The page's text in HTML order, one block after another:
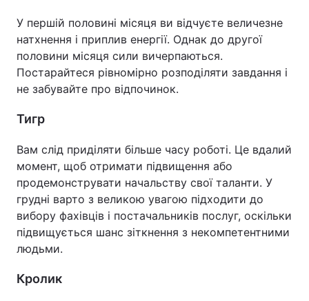
У першій половині місяця ви відчуєте величезне
натхнення і приплив енергії. Однак до другої
половини місяця сили вичерпаються.
Постарайтеся рівномірно розподіляти завдання і
не забувайте про відпочинок.
Тигр
Вам слід приділяти більше часу роботі. Це вдалий
момент, щоб отримати підвищення або
продемонструвати начальству свої таланти. У
грудні варто з великою увагою підходити до
вибору фахівців і постачальників послуг, оскільки
підвищується шанс зіткнення з некомпетентними
людьми.
Кролик